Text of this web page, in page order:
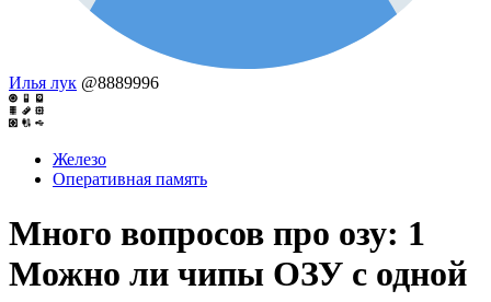
Илья лук @8889996
Железо
Оперативная память
Много вопросов про озу: 1
Можно ли чипы ОЗУ с одной